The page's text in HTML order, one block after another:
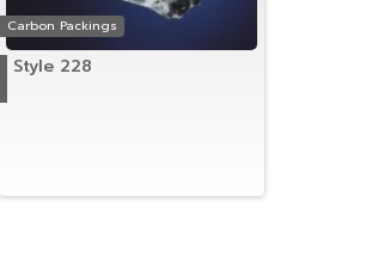
Carbon Packings
Style 228